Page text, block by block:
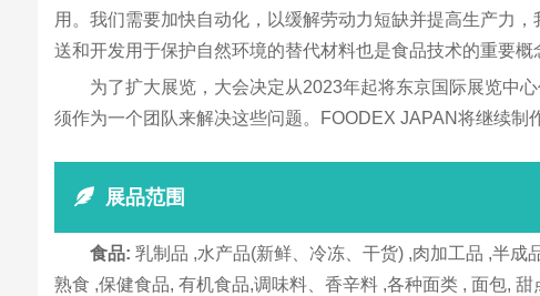
用。我们需要加快自动化，以缓解劳动力短缺并提高生产力
送和开发用于保护自然环境的替代材料也是食品技术的重要
为了扩大展览，大会决定从2023年起将东京国际展览中
须作为一个团队来解决这些问题。FOODEX JAPAN将继续制
展品范围
食品: 乳制品 ,水产品(新鲜、冷冻、干货) ,肉加工品 ,半成
熟食 ,保健食品, 有机食品,调味料、香辛料 ,各种面类 , 面包,